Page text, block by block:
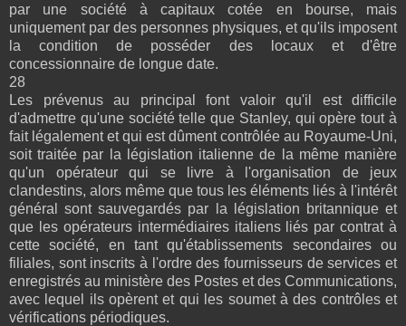
par une société à capitaux cotée en bourse, mais
uniquement par des personnes physiques, et qu'ils imposent
la condition de posséder des locaux et d'être
concessionnaire de longue date.
28
Les prévenus au principal font valoir qu'il est difficile
d'admettre qu'une société telle que Stanley, qui opère tout à
fait légalement et qui est dûment contrôlée au Royaume-Uni,
soit traitée par la législation italienne de la même manière
qu'un opérateur qui se livre à l'organisation de jeux
clandestins, alors même que tous les éléments liés à l'intérêt
général sont sauvegardés par la législation britannique et
que les opérateurs intermédiaires italiens liés par contrat à
cette société, en tant qu'établissements secondaires ou
filiales, sont inscrits à l'ordre des fournisseurs de services et
enregistrés au ministère des Postes et des Communications,
avec lequel ils opèrent et qui les soumet à des contrôles et
vérifications périodiques.